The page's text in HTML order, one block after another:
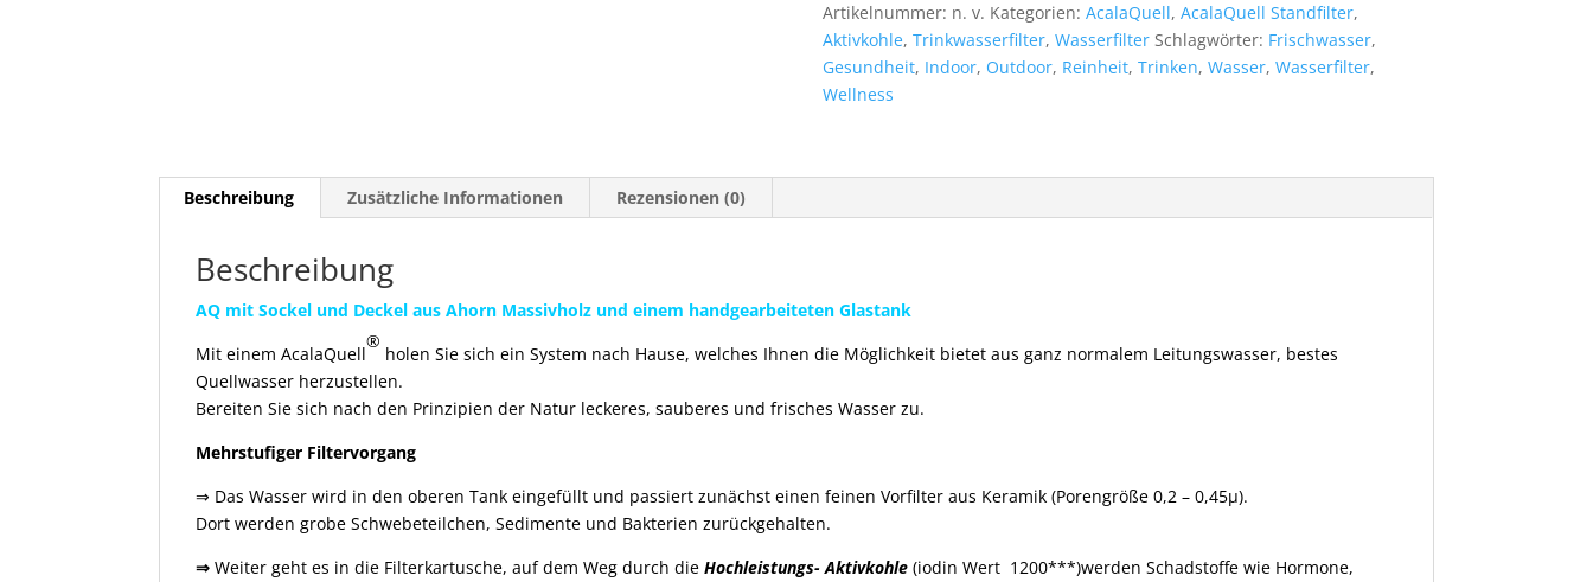
blauem
Glas
Menge
Artikelnummer: n. v. Kategorien: AcalaQuell, AcalaQuell Standfilter,
Aktivkohle, Trinkwasserfilter, Wasserfilter Schlagwörter: Frischwasser,
Gesundheit, Indoor, Outdoor, Reinheit, Trinken, Wasser, Wasserfilter,
Wellness
Beschreibung Zusätzliche Informationen Rezensionen (0)
Beschreibung
AQ mit Sockel und Deckel aus Ahorn Massivholz und einem handgearbeiteten Glastank
Mit einem AcalaQuell
®
holen Sie sich ein System nach Hause, welches Ihnen die Möglichkeit bietet aus ganz normalem Leitungswasser, bestes
Quellwasser herzustellen.
Bereiten Sie sich nach den Prinzipien der Natur leckeres, sauberes und frisches Wasser zu.
Mehrstufiger Filtervorgang
⇒ Das Wasser wird in den oberen Tank eingefüllt und passiert zunächst einen feinen Vorfilter aus Keramik (Porengröße 0,2 – 0,45µ).
Dort werden grobe Schwebeteilchen, Sedimente und Bakterien zurückgehalten.
⇒Weiter geht es in die Filterkartusche, auf dem Weg durch dieHochleistungs- Aktivkohle (iodin Wert 1200***)werden Schadstoffe wie Hormone,